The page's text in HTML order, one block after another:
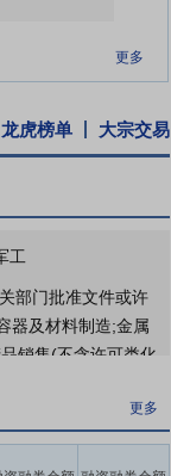
更多
更多
更多
2026年06月30日公布2025年年报分红，股权登记日：2026年07月03日；除权除息日：2026年07月06日；分配方案：10派0.15元(含税,扣税后0.135元)[正式]
龙虎榜单 大宗交易
工
部门批准文件或许
器及材料制造;金属
销售(不含许可类化
发、技术咨询、技
功能材料销售;生物
售。(除依法须经
更多